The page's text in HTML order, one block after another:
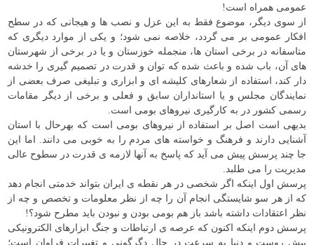
عمومی همراه است!
از سوی دیگر، موضوع فقط به این عزل و نصب ها و هیجانی که در سطح
افکار عمومی بر می گردد، خلاصه نمی شود؛ و یکی از موارد دیگری که
متاسفانه در برخی استان ها، منجمله خوزستان و یا در برخی از شهرستان
های آن، باب شده و باعث شده که توان و قدرت در تصمیم گیری را خدشه
دار کند، استفاده از شعارهای کلیشه ای و ابزاری و تبلیغی صرف بعضی از
نمایندگان مجلس و یا استانداران سابق و فعلی و برخی از دیگر مقامات
رسمی کشور در به کارگیری نیروهای بومی است.
بدیهی است اصل بر استفاده از نیروهای بومی است که بهرحال با استان
آشنایی دارند و فرهنگ و خواسته های مردم را به خوبی می دانند. اما این
جا چند پرسش پیش می آید که پاسخ به آنها لازمه ی قدرت در سطوح عالی
مدیریت را می طلبد.
پرسش اول اینکه اگر شخصی در هر نقطه ی ایران بتواند خدمتی انجام دهد
که از هر سو شایستگی انجام آن را چه از نظر معلومات و تخصص و چه از
نظر اعتقادات داشته باشد باز هم بومی بودن و نبودن باید مطرح شود؟!
پرسش دوم اینکه اکنون که عرصه ی ارتباطات و جنگ ابزارهای الکترونیکی
پیش روست و دنیا به سرعت در حال دگرگونی و تغییرات فراوان است؛